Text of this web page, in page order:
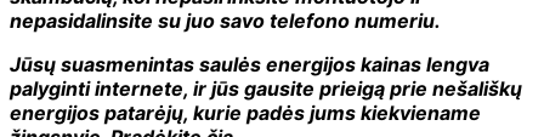
nepasidalinsite su juo savo telefono numeriu.
Jūsų suasmenintas saulės energijos kainas lengva
palyginti internete, ir jūs gausite prieigą prie nešališkų
energijos patarėjų, kurie padės jums kiekviename